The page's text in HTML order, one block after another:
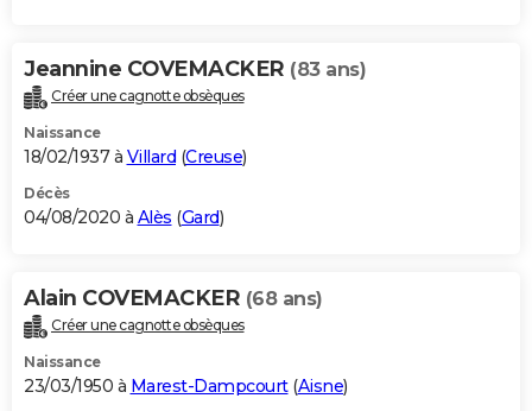
Jeannine COVEMACKER (83 ans)
Créer une cagnotte obsèques
Naissance
18/02/1937 à Villard (Creuse)
Décès
04/08/2020 à Alès (Gard)
Alain COVEMACKER (68 ans)
Créer une cagnotte obsèques
Naissance
23/03/1950 à Marest-Dampcourt(Aisne)